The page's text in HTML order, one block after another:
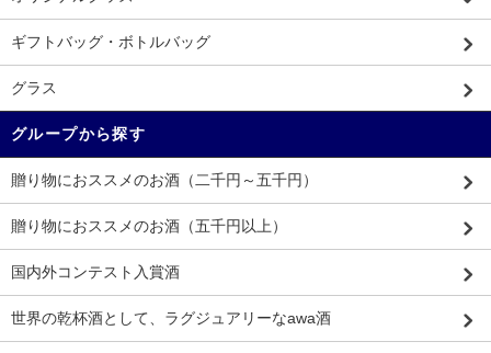
ギフトバッグ・ボトルバッグ
グラス
グループから探す
贈り物におススメのお酒（二千円～五千円）
贈り物におススメのお酒（五千円以上）
国内外コンテスト入賞酒
世界の乾杯酒として、ラグジュアリーなawa酒